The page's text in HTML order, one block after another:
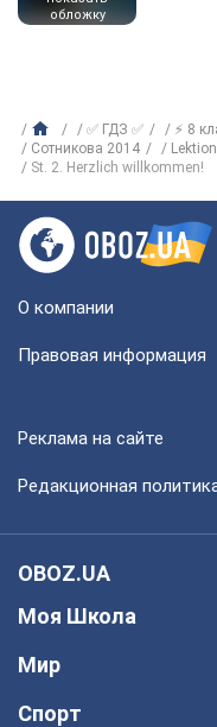
обложку
✅ ГДЗ ✅ ⚡ 8
Сотникова 2014
St. 2. Herzlich willkommen!
О компании
Правовая информация
Реклама на сайте
Редакционная
OBOZ.UA
Моя Школа
Мир
Спорт